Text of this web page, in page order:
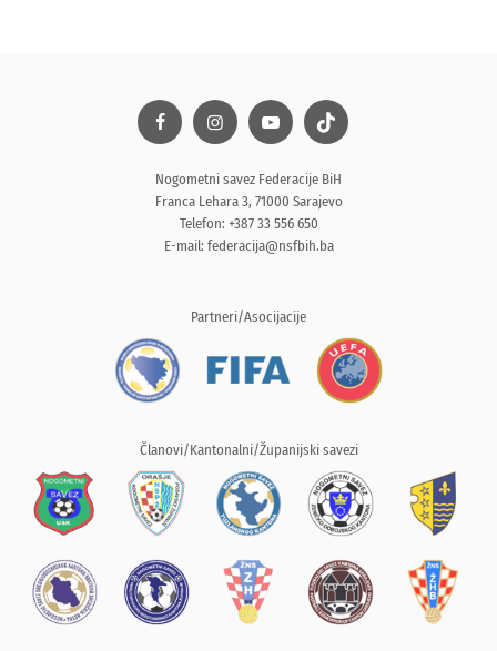
Nogometni savez Federacije BiH
Franca Lehara 3, 71000 Sarajevo
Telefon: +387 33 556 650
E-mail: federacija@nsfbih.ba
Partneri/Asocijacije
Članovi/Kantonalni/Županijski savezi